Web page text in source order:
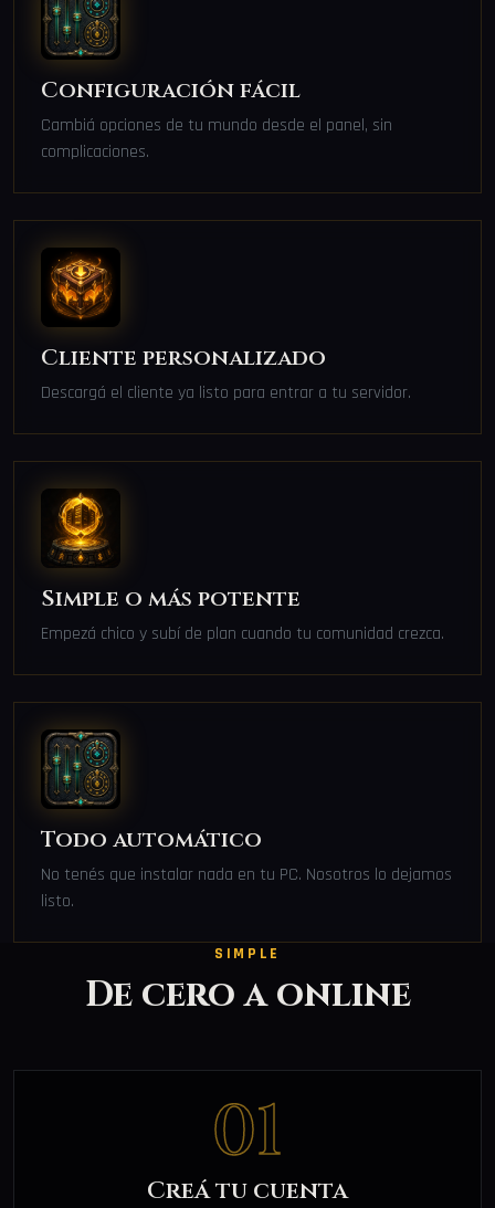
Configuración fácil
Cambiá opciones de tu mundo desde el panel, sin
complicaciones.
Cliente personalizado
Descargá el cliente ya listo para entrar a tu servidor.
Simple o más potente
Empezá chico y subí de plan cuando tu comunidad crezca.
Todo automático
No tenés que instalar nada en tu PC. Nosotros lo dejamos
listo.
SIMPLE
De cero a online
01
Creá tu cuenta